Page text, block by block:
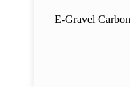
E-Gravel